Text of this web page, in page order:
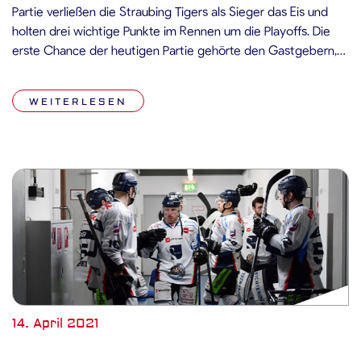
Partie verließen die Straubing Tigers als Sieger das Eis und
holten drei wichtige Punkte im Rennen um die Playoffs. Die
erste Chance der heutigen Partie gehörte den Gastgebern,
Spielminute zog Antoine Laganière über die […]
WEITERLESEN
14. April 2021